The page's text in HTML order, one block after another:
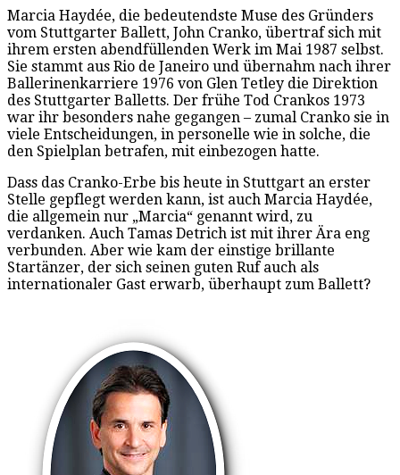
Marcia Haydée, die bedeutendste Muse des Gründers
vom Stuttgarter Ballett, John Cranko, übertraf sich mit
ihrem ersten abendfüllenden Werk im Mai 1987 selbst.
Sie stammt aus Rio de Janeiro und übernahm nach ihrer
Ballerinenkarriere 1976 von Glen Tetley die Direktion
des Stuttgarter Balletts. Der frühe Tod Crankos 1973
war ihr besonders nahe gegangen – zumal Cranko sie in
viele Entscheidungen, in personelle wie in solche, die
den Spielplan betrafen, mit einbezogen hatte.
Dass das Cranko-Erbe bis heute in Stuttgart an erster
Stelle gepflegt werden kann, ist auch Marcia Haydée,
die allgemein nur „Marcia“ genannt wird, zu
verdanken. Auch Tamas Detrich ist mit ihrer Ära eng
verbunden. Aber wie kam der einstige brillante
Startänzer, der sich seinen guten Ruf auch als
internationaler Gast erwarb, überhaupt zum Ballett?